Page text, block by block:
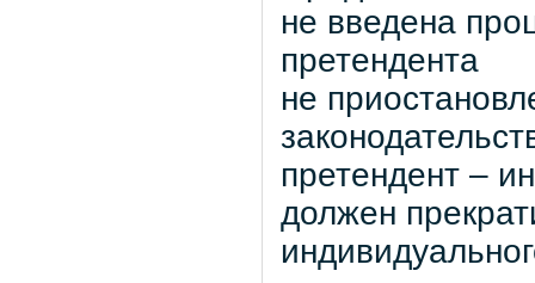
не введена
претендента
не
претендент –
должен